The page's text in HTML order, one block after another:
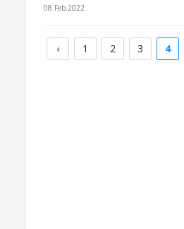
08.Feb.2022.
‹ 1 2 3 4